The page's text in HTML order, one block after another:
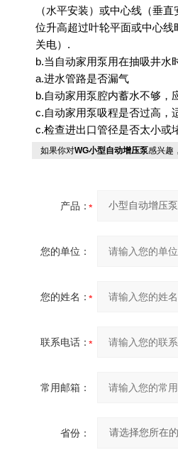
（水平安装）或中心线（垂
位升高超过叶轮平面或中心
关电）.
b.当自动家用泵用在抽吸井水
a.进水管路是否漏气
b.自动家用泵腔内蓄水不够，
c.自动家用泵吸程是否过高，
c.检查进出口管径是否太小或
如果你对WG小型自动增压泵感兴趣
产品：
您的单位：
您的姓名：
联系电话：
常用邮箱：
省份：